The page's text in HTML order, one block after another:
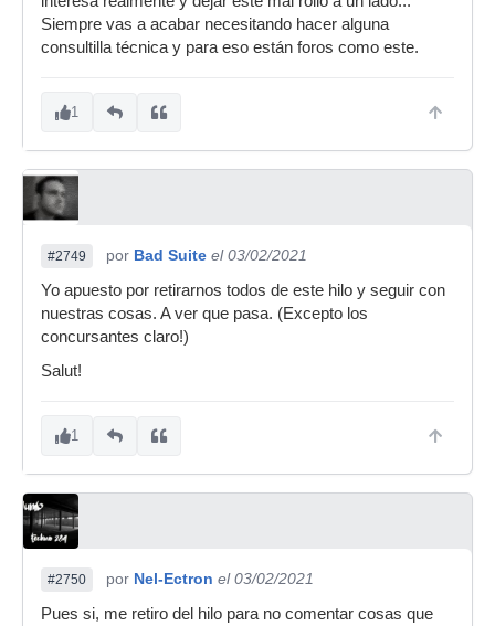
Siempre vas a acabar necesitando hacer alguna
consultilla técnica y para eso están foros como este.
1
#2749 por Bad Suite el 03/02/2021
Yo apuesto por retirarnos todos de este hilo y seguir con
nuestras cosas. A ver que pasa. (Excepto los
concursantes claro!)
Salut!
1
#2750 por Nel-Ectron el 03/02/2021
Pues si, me retiro del hilo para no comentar cosas que